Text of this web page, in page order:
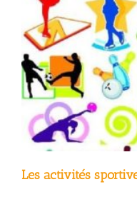
Les activités